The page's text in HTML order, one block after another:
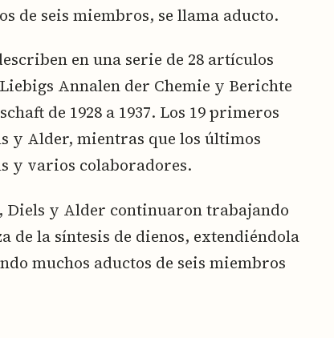
de seis miembros, se llama aducto.
en una serie de 28 artículos
Annalen der Chemie y Berichte
de 1928 a 1937. Los 19 primeros
y Alder, mientras que los últimos
y varios colaboradores.
Diels y Alder continuaron trabajando
de la síntesis de dienos, extendiéndola
muchos aductos de seis miembros